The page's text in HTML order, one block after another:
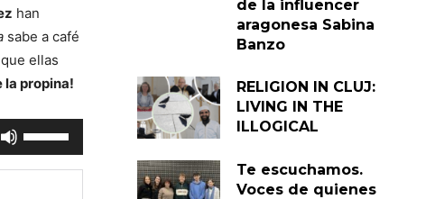
han
sabe a café
ellas
la propina!
las
de la influencer
aragonesa Sabina
Banzo
RELIGION IN CLUJ:
LIVING IN THE
ILLOGICAL
Te escuchamos.
Voces de quienes